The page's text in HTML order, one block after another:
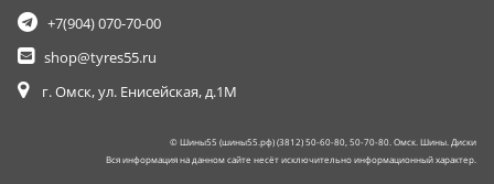
+7(904)070-70-00
shop@tyres55.ru
г. Омск, ул. Енисейская, д.1М
© Шины55 (шины55.рф) (3812) 50-60-80, 50-70-80. Омск. Шины. Диски
Вся информация на данном сайте несёт исключительно информационный характер.